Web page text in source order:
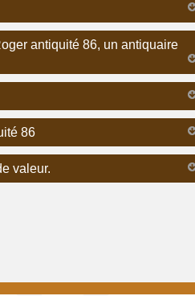
antiquité 86, un antiquaire
86
valeur.